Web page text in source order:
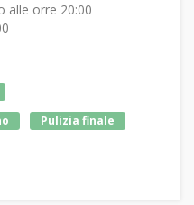
alle orre 20:00
Pulizia finale